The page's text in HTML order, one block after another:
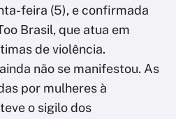
feira (5), e confirmada
Brasil, que atua em
de violência.
não se manifestou. As
por mulheres à
o sigilo dos